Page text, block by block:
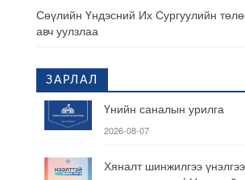
Сөүлийн Үндэсний Их Сургуулийн
авч уулзлаа
ЗАРЛАЛ
Үнийн саналын урилга
2026-08-07
Хяналт шинжилгээ